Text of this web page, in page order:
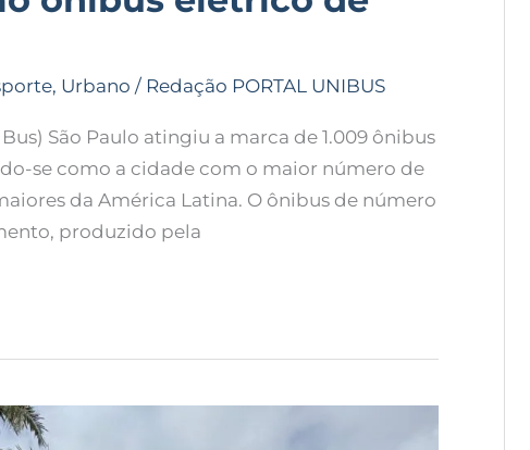
, Urbano / Redação PORTAL UNIBUS
São Paulo atingiu a marca de 1.009 ônibus
se como a cidade com o maior número de
da América Latina. O ônibus de número
produzido pela